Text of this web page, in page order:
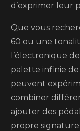
d’exprimer leur
Que vous
60 ou une
l’électronique
palette infinie de
peuvent
combiner
ajouter des
propre signature